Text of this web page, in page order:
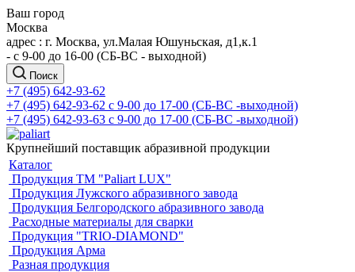
Ваш город
Москва
адрес : г. Москва, ул.Малая Юшуньская, д1,к.1
- c 9-00 до 16-00 (СБ-ВС - выходной)
Поиск
+7 (495) 642-93-62
+7 (495) 642-93-62 c 9-00 до 17-00 (СБ-ВС -выходной)
+7 (495) 642-93-63 c 9-00 до 17-00 (СБ-ВС -выходной)
Крупнейший поставщик абразивной продукции
Каталог
Продукция ТМ "Paliart LUX"
Продукция Лужского абразивного завода
Продукция Белгородского абразивного завода
Расходные материалы для сварки
Продукция "TRIO-DIAMOND"
Продукция Арма
Разная продукция